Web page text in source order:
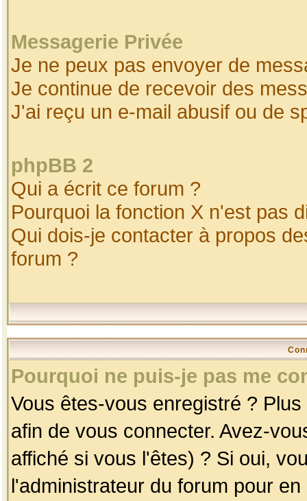
Messagerie Privée
Je ne peux pas envoyer de
Je continue de recevoir des
J'ai reçu un e-mail abusif ou de
phpBB 2
Qui a écrit ce forum ?
Pourquoi la fonction X n'est pas
Qui dois-je contacter à propos
forum ?
Pourquoi ne puis-je pas me
Vous êtes-vous enregistré ?
afin de vous connecter. Avez-
affiché si vous l'êtes) ? Si oui,
l'administrateur du forum pour